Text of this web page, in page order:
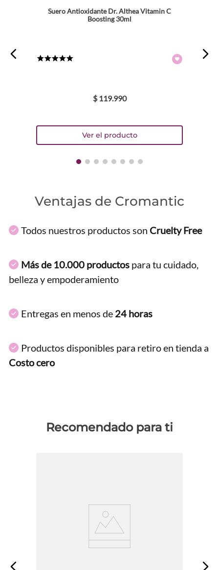
Suero Antioxidante Dr. Althea Vitamin C
Boosting 30ml
$ 119.990
Ventajas de Cromantic
Todos nuestros productos son Cruelty Free
Más de 10.000 productos para tu cuidado,
belleza y empoderamiento
Entregas en menos de 24 horas
Productos disponibles para retiro en tienda a
Costo cero
Recomendado para ti